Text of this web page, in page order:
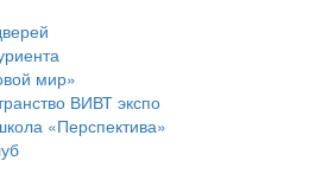
мир»
ВИВТ экспо
«Перспектива»